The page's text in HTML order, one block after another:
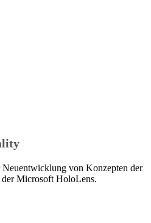
von Konzepten der
Microsoft HoloLens.